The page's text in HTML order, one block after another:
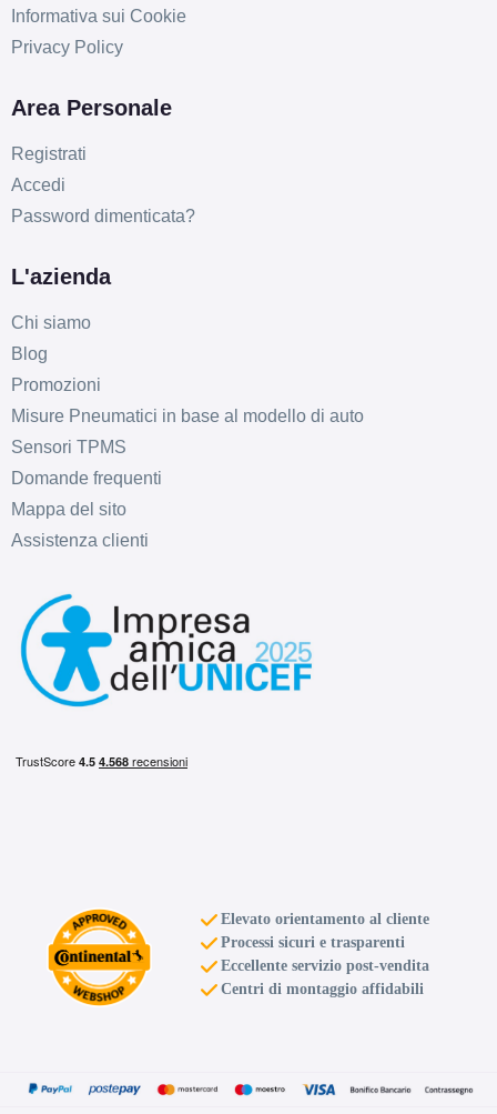
Informativa sui Cookie
Privacy Policy
Area Personale
Registrati
Accedi
Password dimenticata?
L'azienda
Chi siamo
Blog
Promozioni
Misure Pneumatici in base al modello di auto
Sensori TPMS
Domande frequenti
Mappa del sito
Assistenza clienti
Elevato orientamento al cliente
Processi sicuri e trasparenti
Eccellente servizio post-vendita
Centri di montaggio affidabili